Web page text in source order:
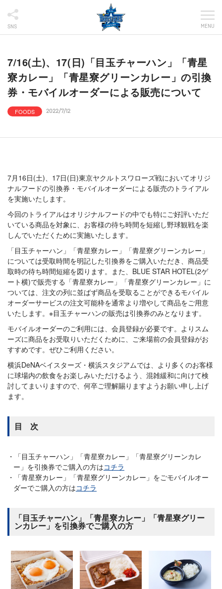
SNS MENU
7/16(土)、17(日)「目玉チャーハン」「青星
寮カレー」「青星寮グリーンカレー」の引換
券・モバイルオーダーによる販売について
FOODS 2022/7/12
7月16日(土)、17日(日)東京ヤクルトスワローズ戦においてオリジ
ナルフードの引換券・モバイルオーダーによる販売のトライアル
を実施いたします。
今回のトライアルはオリジナルフードの中でも特にご好評いただ
いている商品を対象に、お客様の待ち時間を短縮し野球観戦を楽
しんでいただくために実施いたします。
「目玉チャーハン」「青星寮カレー」「青星寮グリーンカレー」
については受取時間を明記した引換券をご購入いただき、商品受
取時の待ち時間短縮を図ります。また、BLUE STAR HOTEL(2ゲ
ート横)で販売する「青星寮カレー」「青星寮グリーンカレー」に
ついては、注文の列に並ばず商品を受取ることができるモバイル
オーダーサービスの注文可能枠を通常より増やして商品をご用意
いたします。※目玉チャーハンの販売は引換券のみとなります。
モバイルオーダーのご利用には、会員登録が必要です。よりスム
ーズに商品をお受取りいただくために、ご来場前の会員登録がお
すすめです。ぜひご利用ください。
横浜DeNAベイスターズ・横浜スタジアムでは、より多くのお客様
に球場内の飲食をお楽しみいただけるよう、混雑緩和に向けて検
討してまいりますので、何卒ご理解賜りますようお願い申し上げ
ます。
目 次
「目玉チャーハン」「青星寮カレー」「青星寮グリーンカレ
ー」を引換券でご購入の方はコチラ
「青星寮カレー」「青星寮グリーンカレー」をごモバイルオー
ダーでご購入の方はコチラ
「目玉チャーハン」「青星寮カレー」「青星寮グリー
ンカレー」を引換券でご購入の方